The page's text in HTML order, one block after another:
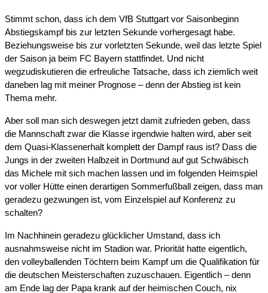
Stimmt schon, dass ich dem VfB Stuttgart vor Saisonbeginn
Abstiegskampf bis zur letzten Sekunde vorhergesagt habe.
Beziehungsweise bis zur vorletzten Sekunde, weil das letzte Spiel
der Saison ja beim FC Bayern stattfindet. Und nicht
wegzudiskutieren die erfreuliche Tatsache, dass ich ziemlich weit
daneben lag mit meiner Prognose – denn der Abstieg ist kein
Thema mehr.
Aber soll man sich deswegen jetzt damit zufrieden geben, dass
die Mannschaft zwar die Klasse irgendwie halten wird, aber seit
dem Quasi-Klassenerhalt komplett der Dampf raus ist? Dass die
Jungs in der zweiten Halbzeit in Dortmund auf gut Schwäbisch
das Michele mit sich machen lassen und im folgenden Heimspiel
vor voller Hütte einen derartigen Sommerfußball zeigen, dass man
geradezu gezwungen ist, vom Einzelspiel auf Konferenz zu
schalten?
Im Nachhinein geradezu glücklicher Umstand, dass ich
ausnahmsweise nicht im Stadion war. Priorität hatte eigentlich,
den volleyballenden Töchtern beim Kampf um die Qualifikation für
die deutschen Meisterschaften zuzuschauen. Eigentlich – denn
am Ende lag der Papa krank auf der heimischen Couch, nix